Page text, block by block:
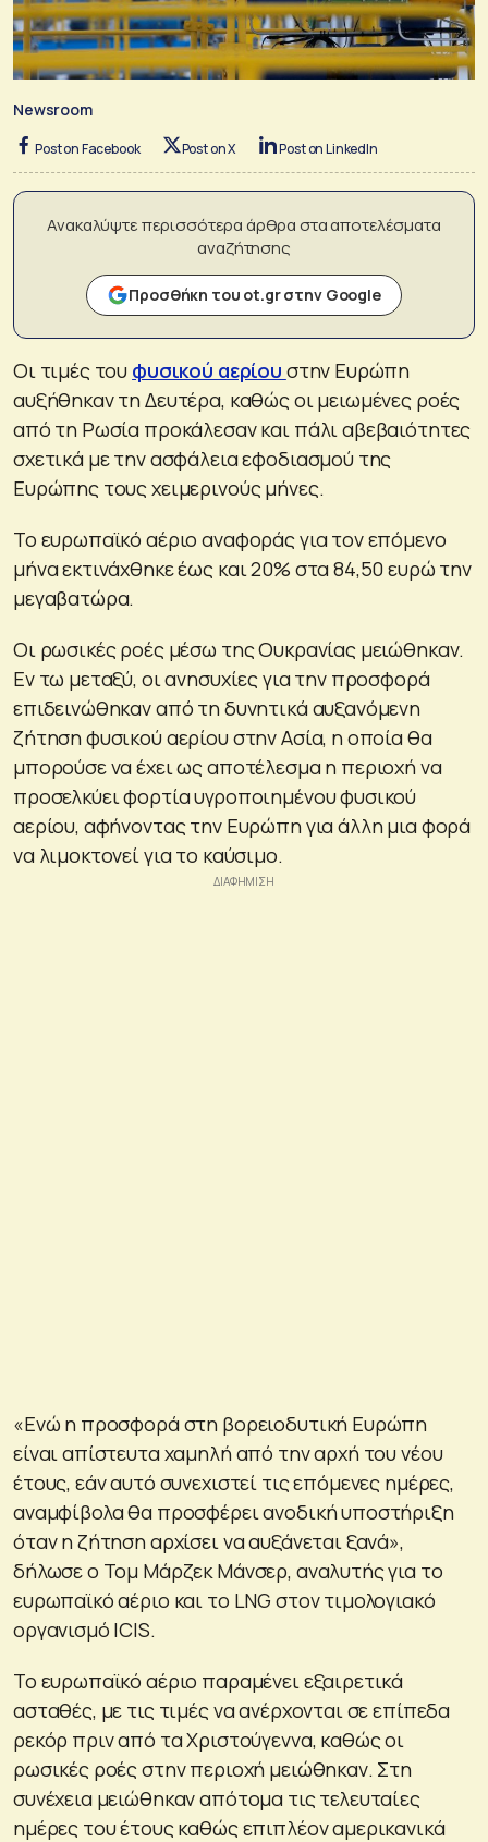
Newsroom
Post on Facebook Post on X Post on LinkedIn
Ανακαλύψτε περισσότερα άρθρα στα αποτελέσματα
αναζήτησης
Προσθήκη του ot.gr στην Google
Οι τιμές του φυσικού αερίου στην Ευρώπη
αυξήθηκαν τη Δευτέρα, καθώς οι μειωμένες ροές
από τη Ρωσία προκάλεσαν και πάλι αβεβαιότητες
σχετικά με την ασφάλεια εφοδιασμού της
Ευρώπης τους χειμερινούς μήνες.
Το ευρωπαϊκό αέριο αναφοράς για τον επόμενο
μήνα εκτινάχθηκε έως και 20% στα 84,50 ευρώ την
μεγαβατώρα.
Οι ρωσικές ροές μέσω της Ουκρανίας μειώθηκαν.
Εν τω μεταξύ, οι ανησυχίες για την προσφορά
επιδεινώθηκαν από τη δυνητικά αυξανόμενη
ζήτηση φυσικού αερίου στην Ασία, η οποία θα
μπορούσε να έχει ως αποτέλεσμα η περιοχή να
προσελκύει φορτία υγροποιημένου φυσικού
αερίου, αφήνοντας την Ευρώπη για άλλη μια φορά
να λιμοκτονεί για το καύσιμο.
«Ενώ η προσφορά στη βορειοδυτική Ευρώπη
είναι απίστευτα χαμηλή από την αρχή του νέου
έτους, εάν αυτό συνεχιστεί τις επόμενες ημέρες,
αναμφίβολα θα προσφέρει ανοδική υποστήριξη
όταν η ζήτηση αρχίσει να αυξάνεται ξανά»,
δήλωσε ο Τομ Μάρζεκ Μάνσερ, αναλυτής για το
ευρωπαϊκό αέριο και το LNG στον τιμολογιακό
οργανισμό ICIS.
Το ευρωπαϊκό αέριο παραμένει εξαιρετικά
ασταθές, με τις τιμές να ανέρχονται σε επίπεδα
ρεκόρ πριν από τα Χριστούγεννα, καθώς οι
ρωσικές ροές στην περιοχή μειώθηκαν. Στη
συνέχεια μειώθηκαν απότομα τις τελευταίες
ημέρες του έτους καθώς επιπλέον αμερικανικά